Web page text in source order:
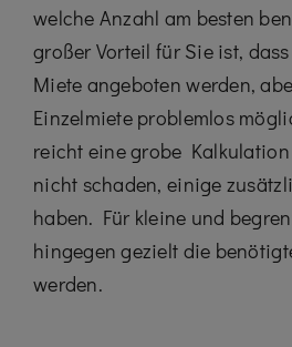
welche Anzahl am besten
großer Vorteil für Sie ist,
Miete angeboten werden,
Einzelmiete problemlos
reicht eine grobe
nicht schaden, einige
haben. Für kleine und
hingegen gezielt die
werden.